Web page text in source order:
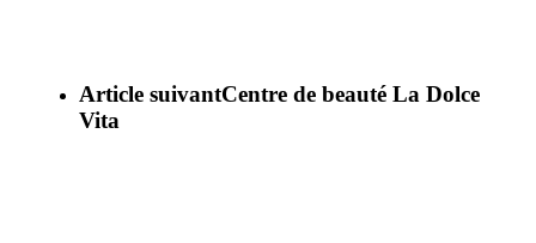
Article suivantCentre de beauté La Dolce
Vita